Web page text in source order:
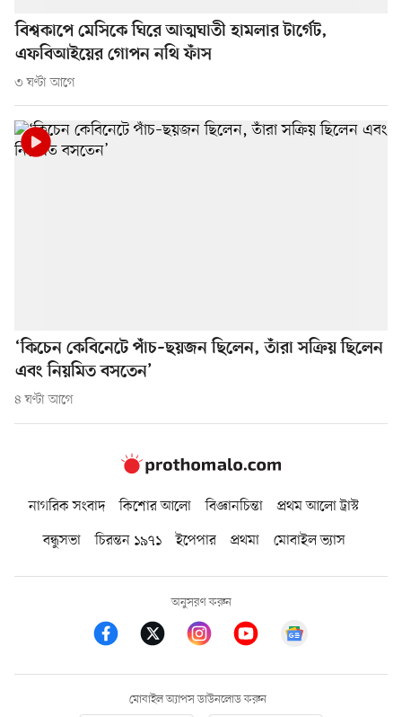
বিশ্বকাপে মেসিকে ঘিরে আত্মঘাতী হামলার টার্গেট,
এফবিআইয়ের গোপন নথি ফাঁস
৩ ঘণ্টা আগে
‘কিচেন কেবিনেটে পাঁচ–ছয়জন ছিলেন, তাঁরা সক্রিয় ছিলেন
এবং নিয়মিত বসতেন’
৪ ঘণ্টা আগে
নাগরিক সংবাদ কিশোর আলো বিজ্ঞানচিন্তা
প্রথম আলো ট্রাস্ট
বন্ধুসভা
চিরন্তন ১৯৭১ ইপেপার প্রথমা মোবাইল ভ্যাস
অনুসরণ করুন
মোবাইল অ্যাপস ডাউনলোড করুন